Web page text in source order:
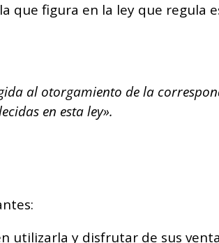
que figura en la ley que regula
al otorgamiento de la
en esta ley».
utilizarla y disfrutar de sus